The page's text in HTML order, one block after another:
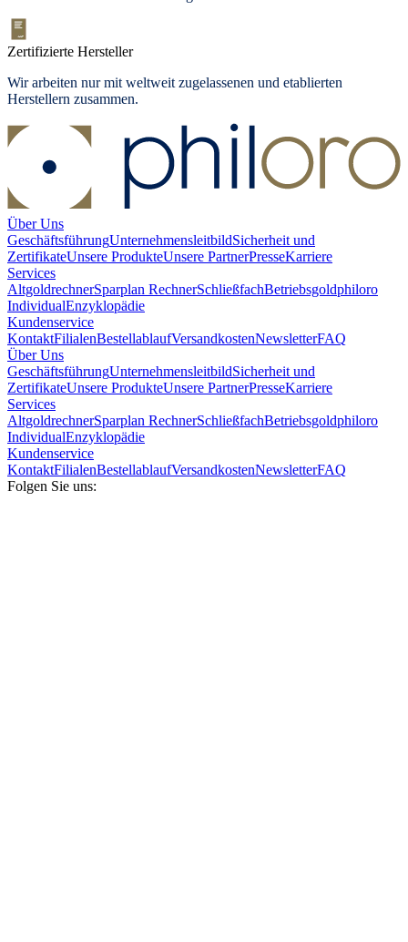
Zertifizierte Hersteller
Wir arbeiten nur mit weltweit zugelassenen und etablierten
Herstellern zusammen.
Über Uns
GeschäftsführungUnternehmensleitbildSicherheit und
ZertifikateUnsere ProdukteUnsere PartnerPresseKarriere
Services
AltgoldrechnerSparplan RechnerSchließfachBetriebsgoldphiloro
IndividualEnzyklopädie
Kundenservice
KontaktFilialenBestellablaufVersandkostenNewsletterFAQ
Über Uns
GeschäftsführungUnternehmensleitbildSicherheit und
ZertifikateUnsere ProdukteUnsere PartnerPresseKarriere
Services
AltgoldrechnerSparplan RechnerSchließfachBetriebsgoldphiloro
IndividualEnzyklopädie
Kundenservice
KontaktFilialenBestellablaufVersandkostenNewsletterFAQ
Folgen Sie uns: